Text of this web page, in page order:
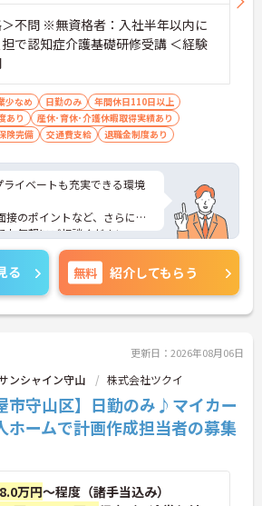
不問 ※無資格者：入社半年以内に
で認知症介護基礎研修受講 ＜経験
少なめ 日勤のみ
年間休日110日以上
あり
産休･育休･介護休暇取得実績あり
険完備 交通費支給 退職金制度あり
イベートも充実できる環境
接のポイントなど、さらに詳
お気軽にご相談ください。
る 無料 紹介してもらう
更新日：2026年08月06日
ンシャイン守山 株式会社ツクイ
市守山区】日勤のみ♪マイカー
ームで計画作成担当者の募集
万円～程度（諸手当込み）